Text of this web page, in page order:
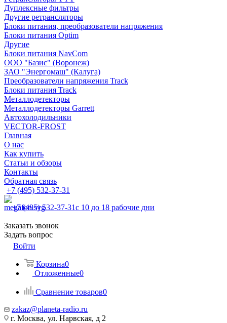
Дуплексные фильтры
Другие ретрансляторы
Блоки питания, преобразователи напряжения
Блоки питания Optim
Другие
Блоки питания NavCom
ООО "Базис" (Воронеж)
ЗАО "Энергомаш" (Калуга)
Преобразователи напряжения Track
Блоки питания Track
Металлодетекторы
Металлодетекторы Garrett
Автохолодильники
VECTOR-FROST
Главная
О нас
Как купить
Статьи и обзоры
Контакты
Обратная связь
+7 (495) 532-37-31
+7 (495) 532-37-31с 10 до 18 рабочие дни
Заказать звонок
Задать вопрос
Войти
Корзина0
Отложенные0
Сравнение товаров0
zakaz@planeta-radio.ru
г. Москва, ул. Нарвская, д 2